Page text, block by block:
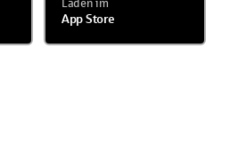
Laden im
App Store